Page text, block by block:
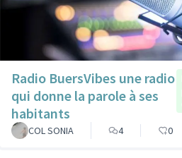
Radio BuersVibes une radio
qui donne la parole à ses
habitants
COL SONIA 4 0